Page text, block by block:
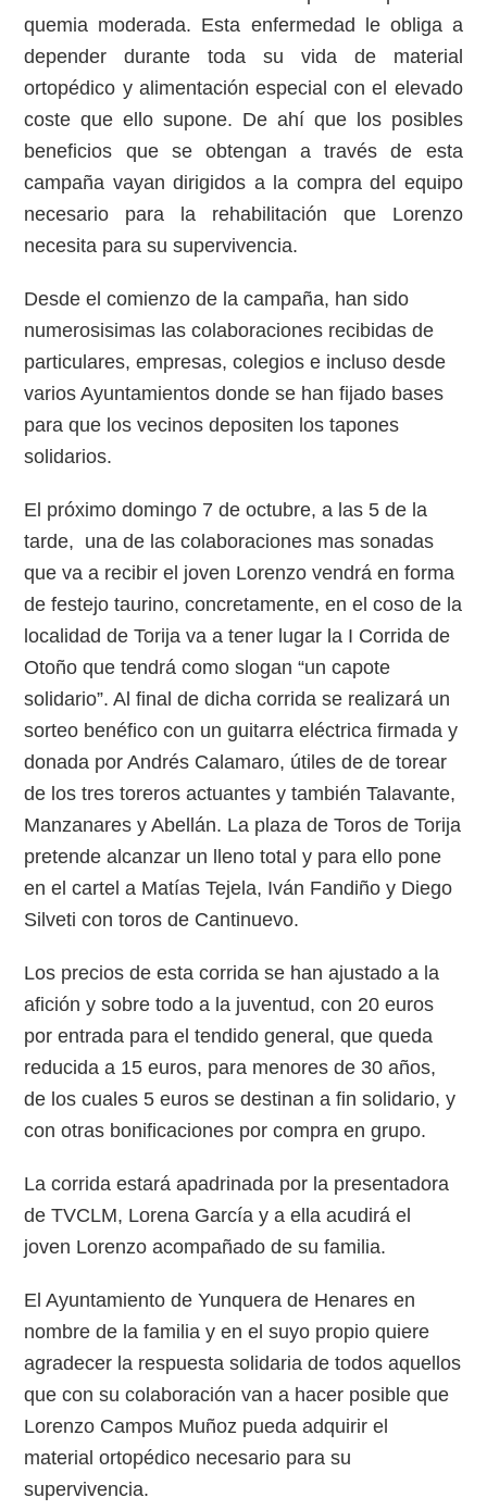
quemia moderada. Esta enfermedad le obliga a
depender durante toda su vida de material
ortopédico y alimentación especial con el elevado
coste que ello supone. De ahí que los posibles
beneficios que se obtengan a través de esta
campaña vayan dirigidos a la compra del equipo
necesario para la rehabilitación que Lorenzo
necesita para su supervivencia.
Desde el comienzo de la campaña, han sido
numerosisimas las colaboraciones recibidas de
particulares, empresas, colegios e incluso desde
varios Ayuntamientos donde se han fijado bases
para que los vecinos depositen los tapones
solidarios.
El próximo domingo 7 de octubre, a las 5 de la
tarde, una de las colaboraciones mas sonadas
que va a recibir el joven Lorenzo vendrá en forma
de festejo taurino, concretamente, en el coso de la
localidad de Torija va a tener lugar la I Corrida de
Otoño que tendrá como slogan “un capote
solidario”. Al final de dicha corrida se realizará un
sorteo benéfico con un guitarra eléctrica firmada y
donada por Andrés Calamaro, útiles de de torear
de los tres toreros actuantes y también Talavante,
Manzanares y Abellán. La plaza de Toros de Torija
pretende alcanzar un lleno total y para ello pone
en el cartel a Matías Tejela, Iván Fandiño y Diego
Silveti con toros de Cantinuevo.
Los precios de esta corrida se han ajustado a la
afición y sobre todo a la juventud, con 20 euros
por entrada para el tendido general, que queda
reducida a 15 euros, para menores de 30 años,
de los cuales 5 euros se destinan a fin solidario, y
con otras bonificaciones por compra en grupo.
La corrida estará apadrinada por la presentadora
de TVCLM, Lorena García y a ella acudirá el
joven Lorenzo acompañado de su familia.
El Ayuntamiento de Yunquera de Henares en
nombre de la familia y en el suyo propio quiere
agradecer la respuesta solidaria de todos aquellos
que con su colaboración van a hacer posible que
Lorenzo Campos Muñoz pueda adquirir el
material ortopédico necesario para su
supervivencia.